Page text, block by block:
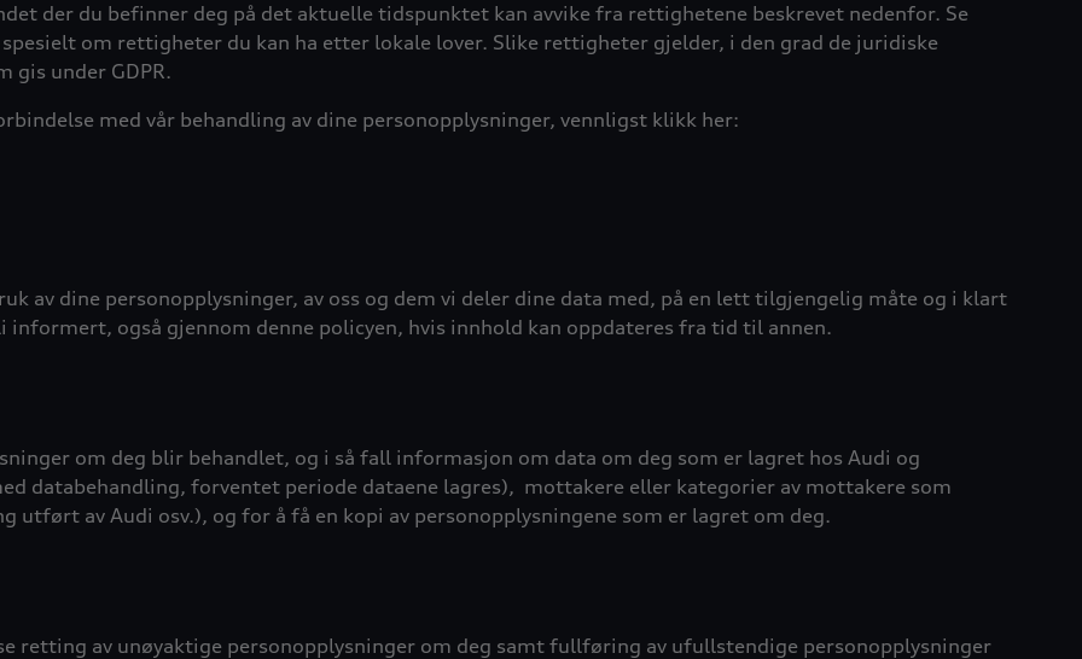
der du befinner deg på det aktuelle tidspunktet kan avvike fra rettighetene beskrevet nedenfor. Se
om rettigheter du kan ha etter lokale lover. Slike rettigheter gjelder, i den grad de juridiske
under GDPR.
med vår behandling av dine personopplysninger, vennligst klikk her:
av dine personopplysninger, av oss og dem vi deler dine data med, på en lett tilgjengelig måte og i klart
også gjennom denne policyen, hvis innhold kan oppdateres fra tid til annen.
om deg blir behandlet, og i så fall informasjon om data om deg som er lagret hos Audi og
databehandling, forventet periode dataene lagres), mottakere eller kategorier av mottakere som
av Audi osv.), og for å få en kopi av personopplysningene som er lagret om deg.
retting av unøyaktige personopplysninger om deg samt fullføring av ufullstendige personopplysninger